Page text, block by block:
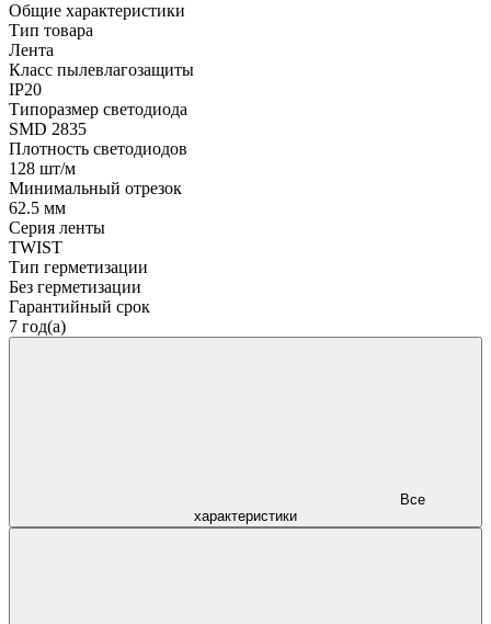
Общие характеристики
Тип товара
Лента
Класс пылевлагозащиты
IP20
Типоразмер светодиода
SMD 2835
Плотность светодиодов
128 шт/м
Минимальный отрезок
62.5 мм
Серия ленты
TWIST
Тип герметизации
Без герметизации
Гарантийный срок
7 год(а)
характеристики